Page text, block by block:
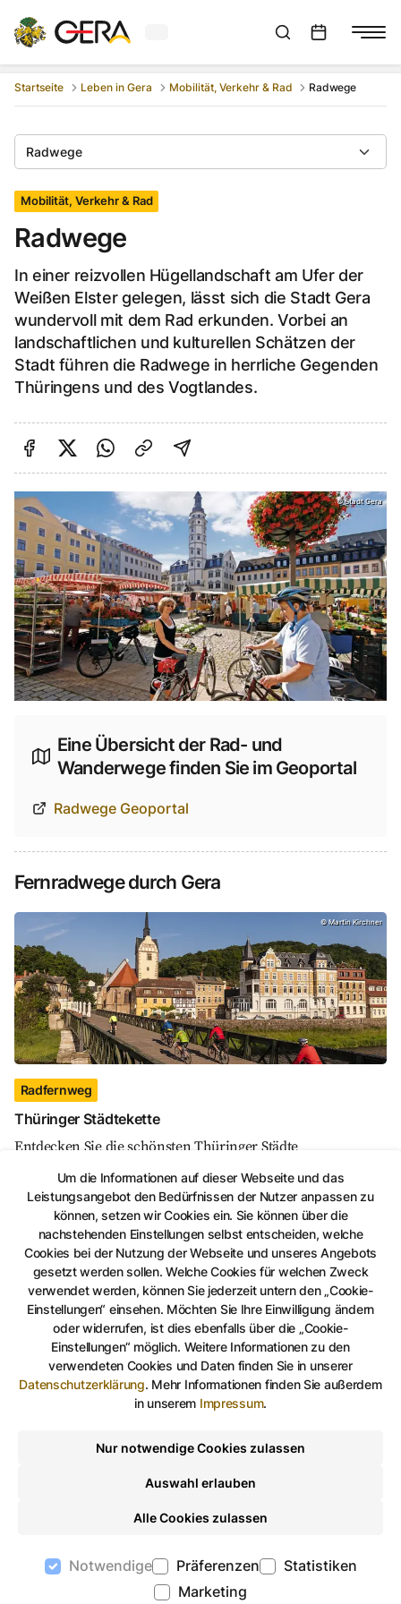
Um die Informationen auf dieser Webseite und das
Leistungsangebot den Bedürfnissen der Nutzer anpassen zu
können, setzen wir Cookies ein. Sie können über die
nachstehenden Einstellungen selbst entscheiden, welche
Cookies bei der Nutzung der Webseite und unseres Angebots
gesetzt werden sollen. Welche Cookies für welchen Zweck
verwendet werden, können Sie jederzeit untern den „Cookie-
Einstellungen“ einsehen. Möchten Sie Ihre Einwilligung ändern
oder widerrufen, ist dies ebenfalls über die „Cookie-
Einstellungen“ möglich. Weitere Informationen zu den
verwendeten Cookies und Daten finden Sie in unserer
Datenschutzerklärung. Mehr Informationen finden Sie außerdem
in unserem Impressum.
Nur notwendige Cookies zulassen
Auswahl erlauben
Alle Cookies zulassen
Notwendige Präferenzen
Statistiken
Marketing
Aktuelles Wetter in GeraSuchleiste anzeigen
Startseite Leben in Gera Mobilität, Verkehr & Rad Radwege
Radwege
Mobilität, Verkehr & Rad
Radwege
In einer reizvollen Hügellandschaft am Ufer der
Weißen Elster gelegen, lässt sich die Stadt Gera
wundervoll mit dem Rad erkunden. Vorbei an
landschaftlichen und kulturellen Schätzen der
Stadt führen die Radwege in herrliche Gegenden
Thüringens und des Vogtlandes.
Auf Facebook teilen
Auf Twitter teilen
Per Link teilen
shareViaEmail
©Stadt Gera
Eine Übersicht der Rad- und
Wanderwege finden Sie im Geoportal
Radwege Geoportal
Fernradwege durch Gera
Thüringer Städtekette, Radfernweg, Martin
©Martin Kirchner
Radfernweg
Thüringer Städtekette
Entdecken Sie die schönsten Thüringer Städte
Elsterradweg, Radfernweg
Radfernweg
Auf Facebook teilen
Auf Twitter teilenPer Link teilen